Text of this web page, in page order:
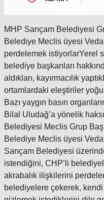
MHP Sarıçam Belediyesi
Belediye Meclis üyesi
perdelemek istiyorlarYerel
belediye başkanları
aldıkları, kayırmacılık
ortamlardaki eleştiriler
Bazı yaygın basın
Bilal Uludağ’a yönelik
Belediyesi Meclis Grup
Belediye Meclis üyesi
Sarıçam Belediyesi
istendiğini, CHP’li
akrabalık ilişkilerini
belediyelere çekerek,